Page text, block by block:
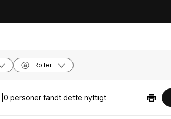
Roller
0 personer fandt dette nyttigt